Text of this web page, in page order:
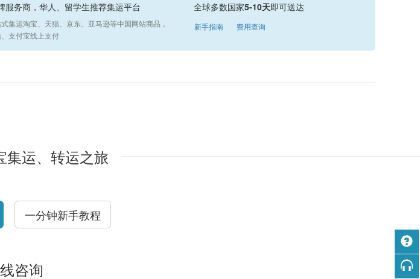
服务商，华人、留学生推荐集运平台
集运淘宝、天猫、京东、亚马逊等中国网站商品，
支付宝线上支付
全球多数国家5-10天即可送达
新手指南 费用查询
集运、转运之旅
一分钟新手教程
咨询